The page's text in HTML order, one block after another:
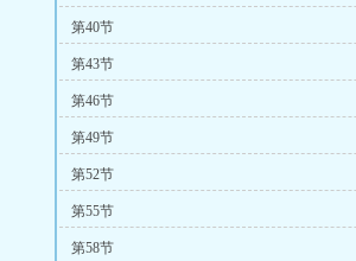
第40节
第43节
第46节
第49节
第52节
第55节
第58节